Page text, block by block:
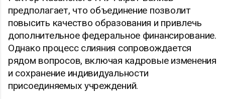
предполагает, что объединение позволит
повысить качество образования и привлечь
дополнительное федеральное финансирование.
Однако процесс слияния сопровождается
рядом вопросов, включая кадровые изменения
и сохранение индивидуальности
присоединяемых учреждений.